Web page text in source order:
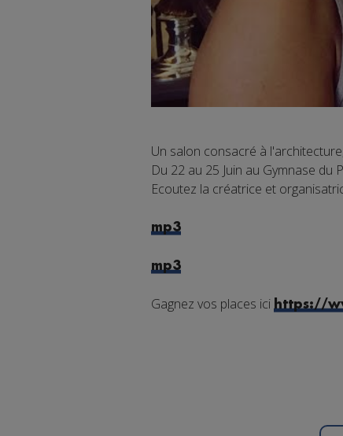
Un salon consacré à
Du 22 au 25 Juin au Gymnase du
Ecoutez la créatrice et
mp3
mp3
Gagnez vos places ici https://